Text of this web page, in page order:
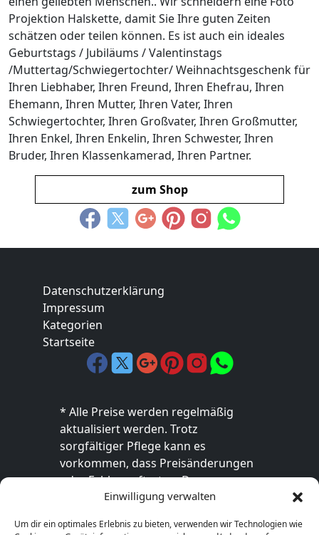
Einwilligung verwalten
Um dir ein optimales Erlebnis zu bieten, verwenden wir Technologien wie
Projektion Halskette, damit Sie Ihre guten Zeiten
schätzen oder teilen können. Es ist auch ein ideales
Geburtstags / Jubiläums / Valentinstags
/Muttertag/Schwiegertochter/ Weihnachtsgeschenk für
Ihren Liebhaber, Ihren Freund, Ihren Ehefrau, Ihren
Ehemann, Ihren Mutter, Ihren Vater, Ihren
Schwiegertochter, Ihren Großvater, Ihren Großmutter,
Ihren Enkel, Ihren Enkelin, Ihren Schwester, Ihren
Bruder, Ihren Klassenkamerad, Ihren Partner.
zum Shop
Datenschutzerklärung
Impressum
Kategorien
Startseite
* Alle Preise werden regelmäßig
aktualisiert werden. Trotz
sorgfältiger Pflege kann es
vorkommen, dass Preisänderungen
oder Fehler auftreten. Der
endgültige Preis sowie die
ausschließlich im jeweiligen Online-